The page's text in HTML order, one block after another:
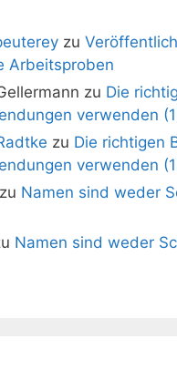
zu
Arbeitsproben
zu Die
verwenden
zu Die richtigen
verwenden
zu Namen sind weder
Namen sind weder